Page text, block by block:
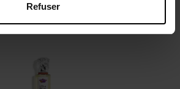
Refuser
quelque chose ?